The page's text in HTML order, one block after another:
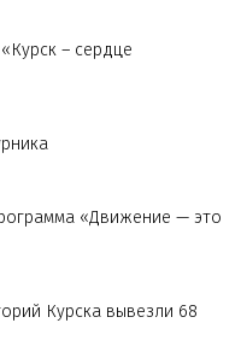
– сердце
«Движение — это
Курска вывезли 68